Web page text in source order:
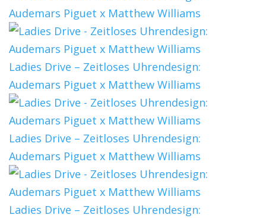
Audemars Piguet x Matthew Williams
Ladies Drive – Zeitloses Uhrendesign:
Audemars Piguet x Matthew Williams
Ladies Drive – Zeitloses Uhrendesign:
Audemars Piguet x Matthew Williams
Ladies Drive – Zeitloses Uhrendesign: